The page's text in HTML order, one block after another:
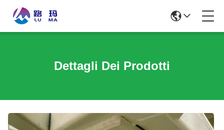
Dettagli Dei Prodotti